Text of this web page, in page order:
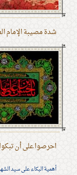
شدة مصيبة الإمام
احرصوا على أن
أهمية البكاء على سيد